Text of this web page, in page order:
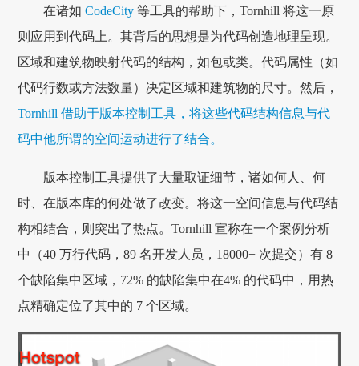
在诸如CodeCity 等工具的帮助下，Tornhill 将这一原
则应用到代码上。其背后的思想是为代码创造地理呈现。
区域和建筑物映射代码的结构，如包或类。代码属性（如
代码行数或方法数量）决定区域和建筑物的尺寸。然后，
Tornhill 借助于版本控制工具，将这些代码结构信息与代
码中他所谓的空间运动进行了结合。
版本控制工具提供了大量取证细节，诸如何人、何
时、在版本库的何处做了改变。将这一空间信息与代码结
构相结合，则突出了热点。Tornhill 宣称在一个案例分析
中（40 万行代码，89 名开发人员，18000+ 次提交）有 8
个缺陷集中区域，72% 的缺陷集中在4% 的代码中，用热
点精确定位了其中的 7 个区域。